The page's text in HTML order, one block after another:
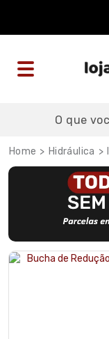
Hidráulica